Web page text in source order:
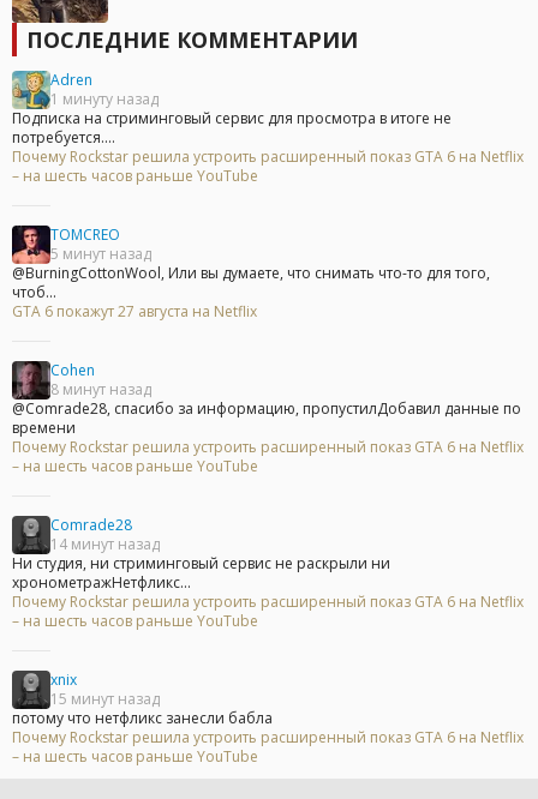
ПОСЛЕДНИЕ КОММЕНТАРИИ
Adren
1 минуту назад
Подписка на стриминговый сервис для просмотра в итоге не
потребуется....
Почему Rockstar решила устроить расширенный показ GTA 6 на Netflix
– на шесть часов раньше YouTube
TOMCREO
5 минут назад
@BurningCottonWool, Или вы думаете, что снимать что-то для того,
чтоб...
GTA 6 покажут 27 августа на Netflix
Cohen
8 минут назад
@Comrade28, спасибо за информацию, пропустилДобавил данные по
времени
Почему Rockstar решила устроить расширенный показ GTA 6 на Netflix
– на шесть часов раньше YouTube
Comrade28
14 минут назад
Ни студия, ни стриминговый сервис не раскрыли ни
хронометражНетфликс...
Почему Rockstar решила устроить расширенный показ GTA 6 на Netflix
– на шесть часов раньше YouTube
xnix
15 минут назад
потому что нетфликс занесли бабла
Почему Rockstar решила устроить расширенный показ GTA 6 на Netflix
– на шесть часов раньше YouTube